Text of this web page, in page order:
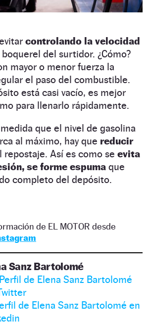
controlando la velocidad
del surtidor. ¿Cómo?
mayor o menor fuerza la
el paso del combustible.
está casi vacío, es mejor
para llenarlo rápidamente.
que el nivel de gasolina
al máximo, hay que reducir
repostaje. Así es como se evita
se forme espuma que
completo del depósito.
de EL MOTOR desde
Sanz Bartolomé
Perfil de Elena Sanz Bartolomé
de Elena Sanz Bartolomé en